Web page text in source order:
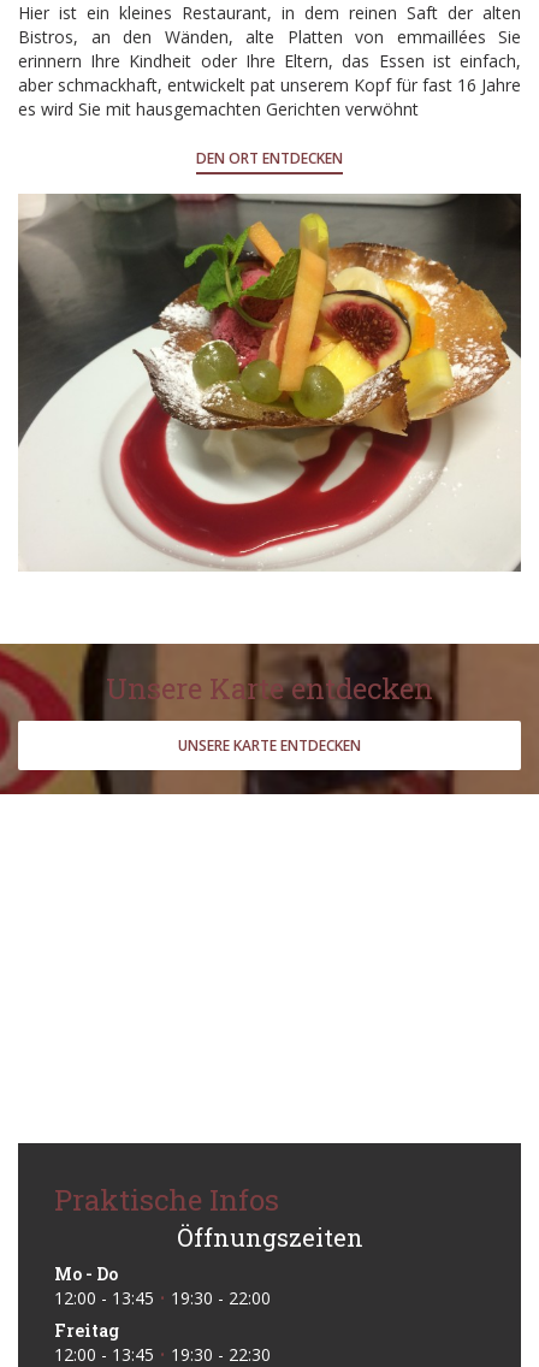
Hier ist ein kleines Restaurant, in dem reinen Saft der alten
Bistros, an den Wänden, alte Platten von emmaillées Sie
erinnern Ihre Kindheit oder Ihre Eltern, das Essen ist einfach,
aber schmackhaft, entwickelt pat unserem Kopf für fast 16 Jahre
es wird Sie mit hausgemachten Gerichten verwöhnt
DEN ORT ENTDECKEN
Unsere Karte entdecken
UNSERE KARTE ENTDECKEN
Praktische Infos
Öffnungszeiten
Mo - Do
12:00 - 13:45 • 19:30 - 22:00
Freitag
12:00 - 13:45 • 19:30 - 22:30